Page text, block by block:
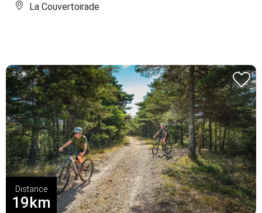
La Couvertoirade
Distance
19km